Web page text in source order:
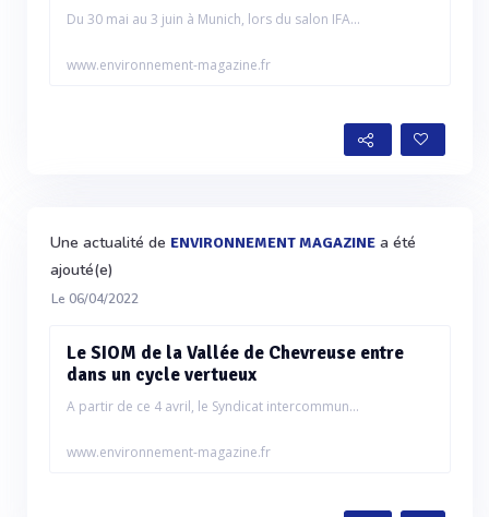
Du 30 mai au 3 juin à Munich, lors du salon IFA...
www.environnement-magazine.fr
Une actualité de ENVIRONNEMENT MAGAZINE a été
ajouté(e)
Le 06/04/2022
Le SIOM de la Vallée de Chevreuse entre
dans un cycle vertueux
A partir de ce 4 avril, le Syndicat intercommun...
www.environnement-magazine.fr